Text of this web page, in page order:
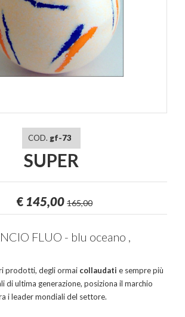
COD. gf-73
SUPER
€ 145,00 165,00
FLUO - blu oceano ,
prodotti, degli ormai collaudati e sempre più
di ultima generazione, posiziona il marchio
i leader mondiali del settore.